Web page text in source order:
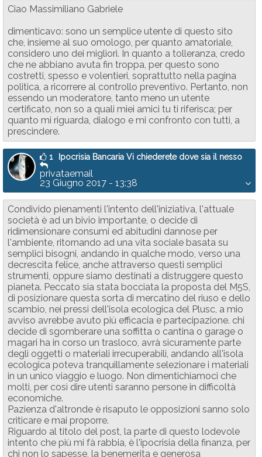
Ciao Massimiliano Gabriele
dimenticavo: sono un semplice utente di questo sito
che, insieme al suo omologo, per quanto amatoriale,
considero uno dei migliori. In quanto a tolleranza, credo
che ne abbiano avuta fin troppa, per questo sono
costretti, spesso e volentieri, soprattutto nella pagina
politica, a ricorrere al controllo preventivo. Pertanto, non
essendo un moderatore, tanto meno un utente
certificato, non so a quali miei amici tu ti riferisca; per
quanto mi riguarda, dialogo e mi confronto con tutti, a
prescindere.
1 Ipocrisia Bancaria Vi chiederete dove sia il nesso
privataemail
23 Giugno 2017 - 13:38
Condivido pienamenti l'intento dell'iniziativa, l'attuale
società è ad un bivio importante, o decide di
ridimensionare consumi ed abitudini dannose per
l'ambiente, ritornando ad una vita sociale basata su
semplici bisogni, andando in qualche modo, verso una
decrescita felice, anche attraverso questi semplici
strumenti, oppure siamo destinati a distruggere questo
pianeta. Peccato sia stata bocciata la proposta del M5S,
di posizionare questa sorta di mercatino del riuso e dello
scambio, nei pressi dell'isola ecologica del Plusc, a mio
avviso avrebbe avuto più efficacia e partecipazione. chi
decide di sgomberare una soffitta o cantina o garage o
magari ha in corso un trasloco, avrà sicuramente parte
degli oggetti o materiali irrecuperabili, andando all'isola
ecologica poteva tranquillamente selezionare i materiali
in un unico viaggio e luogo. Non dimentichiamoci che
molti, per così dire utenti saranno persone in difficoltà
economiche.
Pazienza d'altronde è risaputo le opposizioni sanno solo
criticare e mai proporre.
Riguardo al titolo del post, la parte di questo lodevole
intento che più mi fà rabbia, è l'ipocrisia della finanza, per
chi non lo sapesse, la benemerita e generosa